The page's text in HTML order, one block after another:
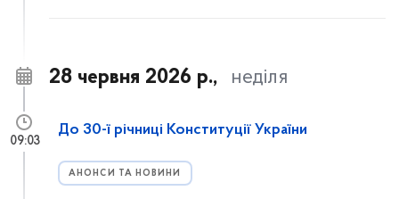
28 червня 2026 р., неділя
До 30-ї річниці Конституції України
АНОНСИ ТА НОВИНИ
09:03